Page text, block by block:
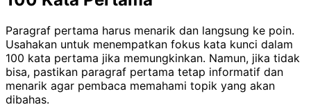
Paragraf pertama harus menarik dan langsung ke poin.
Usahakan untuk menempatkan fokus kata kunci dalam
100 kata pertama jika memungkinkan. Namun, jika tidak
bisa, pastikan paragraf pertama tetap informatif dan
menarik agar pembaca memahami topik yang akan
dibahas.